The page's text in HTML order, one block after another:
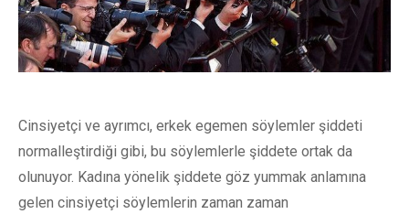
Cinsiyetçi ve ayrımcı, erkek egemen söylemler şiddeti
normalleştirdiği gibi, bu söylemlerle şiddete ortak da
olunuyor. Kadına yönelik şiddete göz yummak anlamına
gelen cinsiyetçi söylemlerin zaman zaman